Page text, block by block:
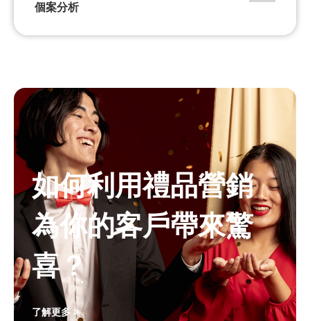
個案分析
如何利用禮品營銷
為你的客戶帶來驚
喜？
了解更多 >